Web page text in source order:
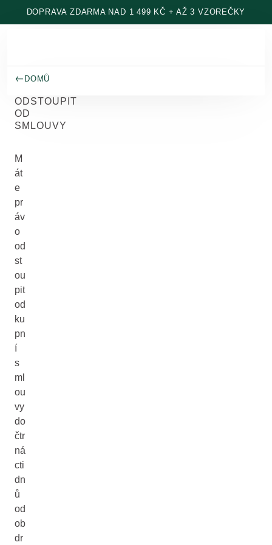
Přeskočit na hlavní obsah
DOPRAVA ZDARMA NAD 1 499 KČ + AŽ 3 VZOREČKY
DOMŮ
ODSTOUPIT
OD
SMLOUVY
M
át
e
pr
áv
o
od
st
ou
pit
od
ku
pn
í
s
ml
ou
vy
do
čtr
ná
cti
dn
ů
od
ob
dr